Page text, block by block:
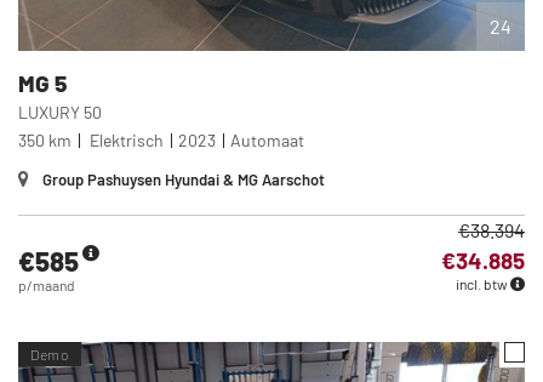
24
MG 5
LUXURY 50
350 km
Elektrisch 2023 Automaat
Group Pashuysen Hyundai & MG Aarschot
€585
p/maand
€34.885
€38.394
incl. btw
Demo